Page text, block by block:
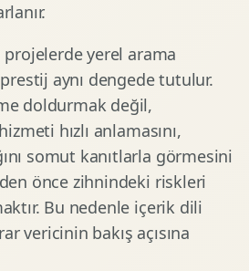
projelerde yerel arama
aynı dengede tutulur.
doldurmak değil,
hızlı anlamasını,
somut kanıtlarla görmesini
önce zihnindeki riskleri
Bu nedenle içerik dili
vericinin bakış açısına